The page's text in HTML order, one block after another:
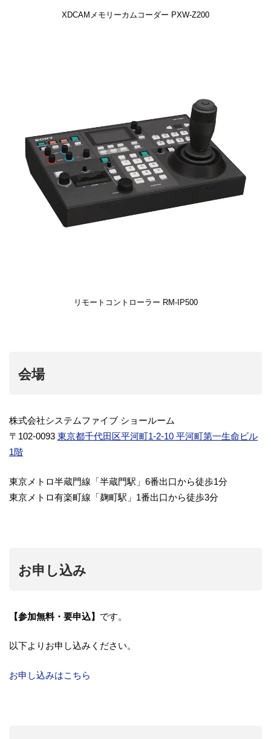
XDCAMメモリーカムコーダー PXW-Z200
リモートコントローラー RM-IP500
会場
株式会社システムファイブ ショールーム
〒102-0093 東京都千代田区平河町1-2-10 平河町第一生命ビル
1階
東京メトロ半蔵門線「半蔵門駅」6番出口から徒歩1分
東京メトロ有楽町線「麹町駅」1番出口から徒歩3分
お申し込み
【参加無料・要申込】 です。
以下よりお申し込みください。
お申し込みはこちら